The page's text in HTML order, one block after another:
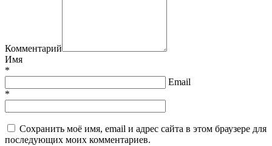
Комментарий
Имя
*
Email
*
Сохранить моё имя, email и адрес сайта в этом браузере для
последующих моих комментариев.